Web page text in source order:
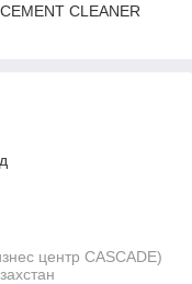
CLEANER
центр CASCADE)